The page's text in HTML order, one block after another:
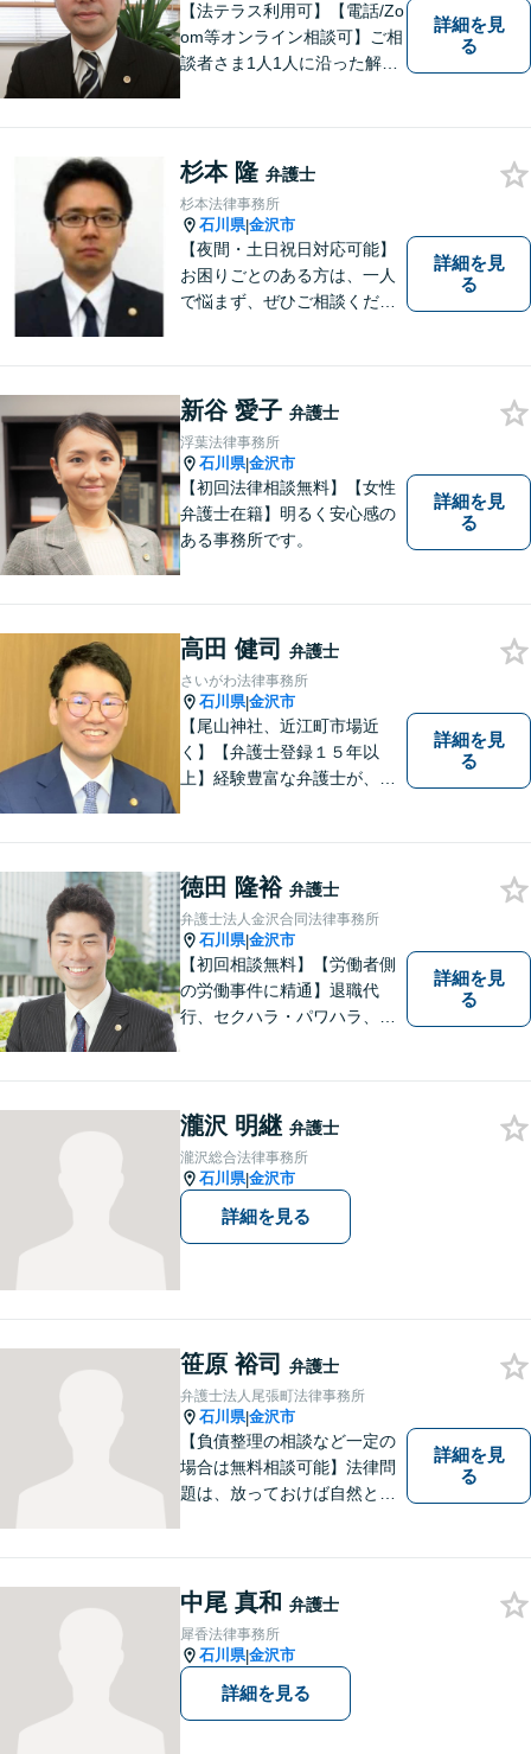
【法テラス利用可】【電話/Zo
om等オンライン相談可】ご相
談者さま1人1人に沿った解決
軽に相談できる弁護士を目指
します。
詳細を見
る
杉本 隆 弁護士
杉本法律事務所
石川県|金沢市
【夜間・土日祝日対応可能】
お困りごとのある方は、一人
で悩まず、ぜひご相談くださ
円(税込））
詳細を見
る
新谷 愛子 弁護士
浮葉法律事務所
石川県|金沢市
【初回法律相談無料】【女性
弁護士在籍】明るく安心感の
ある事務所です。
詳細を見
る
高田 健司 弁護士
さいがわ法律事務所
石川県|金沢市
【尾山神社、近江町市場近
く】【弁護士登録１５年以
上】経験豊富な弁護士が、誠
詳細を見
る
徳田 隆裕 弁護士
弁護士法人金沢合同法律事務所
石川県|金沢市
【初回相談無料】【労働者側
の労働事件に精通】退職代
行、セクハラ・パワハラ、労
ルも対応可能【メール相談／
ビデオ面談可】【土曜日も対
応】
詳細を見
る
瀧沢 明継 弁護士
瀧沢総合法律事務所
石川県|金沢市
詳細を見る
笹原 裕司 弁護士
弁護士法人尾張町法律事務所
石川県|金沢市
【負債整理の相談など一定の
場合は無料相談可能】法律問
題は、放っておけば自然と解
なります。 お気軽にご相談く
ださい。
詳細を見
る
中尾 真和 弁護士
犀香法律事務所
石川県|金沢市
詳細を見る